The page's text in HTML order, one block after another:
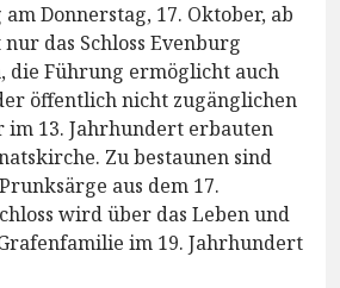
Donnerstag, 17. Oktober, ab
das Schloss Evenburg
die Führung ermöglicht auch
öffentlich nicht zugänglichen
13. Jahrhundert erbauten
Zu bestaunen sind
aus dem 17.
wird über das Leben und
im 19. Jahrhundert